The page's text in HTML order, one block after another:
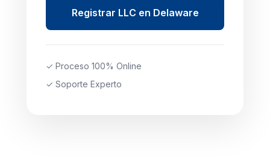
Registrar LLC en Delaware
✓ Proceso 100% Online
✓ Soporte Experto